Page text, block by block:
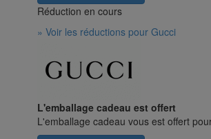
Réduction en cours
» Voir les réductions pour Gucci
L'emballage cadeau est offert
L'emballage cadeau vous est offert